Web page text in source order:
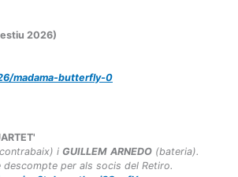
2026)
madama-butterfly-0
i GUILLEM ARNEDO (bateria).
per als socis del Retiro.